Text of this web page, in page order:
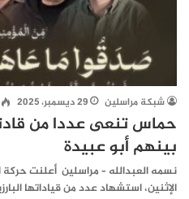
شبكة مراسلين 29 ديسمبر، 2025
حماس تنعى عددا من
بينهم أبو عبيدة
نسمه العبدالله – مراسلين أعلنت حركة
الإثنين، استشهاد عدد من قياداتها